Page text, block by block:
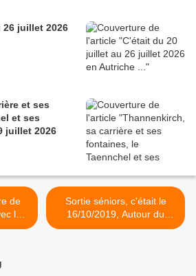
juillet 2026
et ses
et ses
juillet 2026
les
Sortie séniors, c'était le
16/10/2019, Autour du
Creux d'Argent >